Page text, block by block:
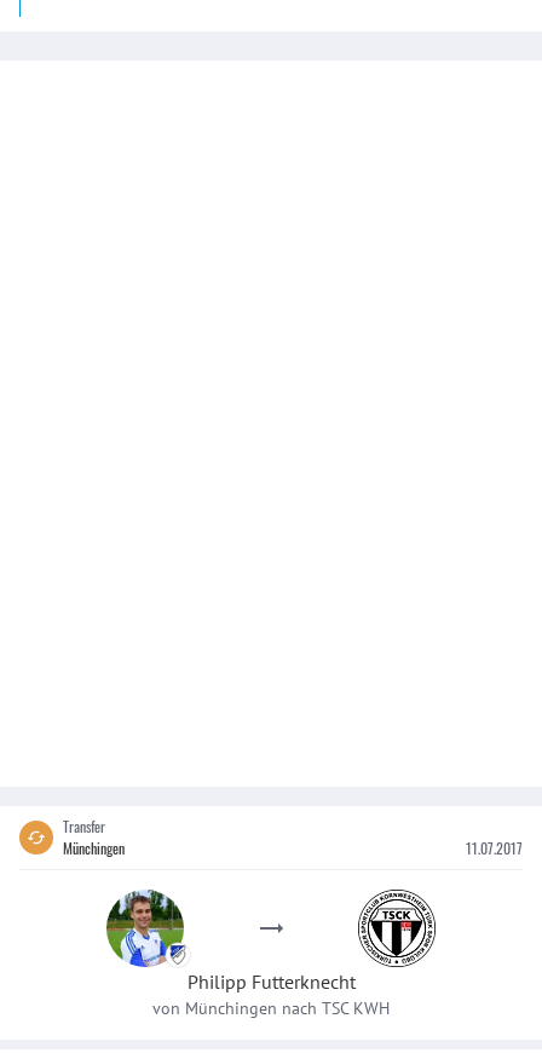
Transfer
Münchingen
11.07.2017
Philipp Futterknecht
von Münchingen nach TSC KWH